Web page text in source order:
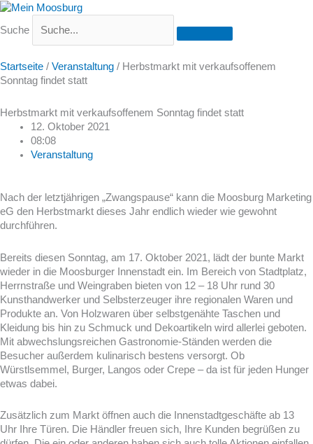
Suche
Startseite / Veranstaltung / Herbstmarkt mit verkaufsoffenem
Sonntag findet statt
Herbstmarkt mit verkaufsoffenem Sonntag findet statt
12. Oktober 2021
08:08
Veranstaltung
Nach der letztjährigen „Zwangspause“ kann die Moosburg Marketing
eG den Herbstmarkt dieses Jahr endlich wieder wie gewohnt
durchführen.
Bereits diesen Sonntag, am 17. Oktober 2021, lädt der bunte Markt
wieder in die Moosburger Innenstadt ein. Im Bereich von Stadtplatz,
Herrnstraße und Weingraben bieten von 12 – 18 Uhr rund 30
Kunsthandwerker und Selbsterzeuger ihre regionalen Waren und
Produkte an. Von Holzwaren über selbstgenähte Taschen und
Kleidung bis hin zu Schmuck und Dekoartikeln wird allerlei geboten.
Mit abwechslungsreichen Gastronomie-Ständen werden die
Besucher außerdem kulinarisch bestens versorgt. Ob
Würstlsemmel, Burger, Langos oder Crepe – da ist für jeden Hunger
etwas dabei.
Zusätzlich zum Markt öffnen auch die Innenstadtgeschäfte ab 13
Uhr Ihre Türen. Die Händler freuen sich, Ihre Kunden begrüßen zu